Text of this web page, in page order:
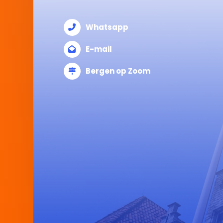
Whatsapp
E-mail
Bergen op Zoom